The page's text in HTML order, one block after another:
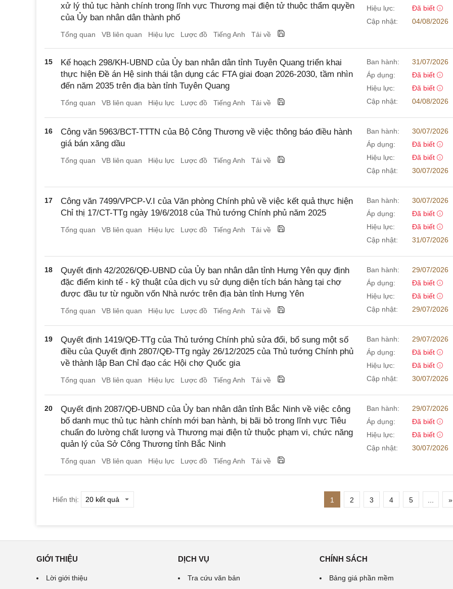
xử lý thủ tục hành chính trong lĩnh vực Thương mại điện tử thuộc thẩm quyền
của Ủy ban nhân dân thành phố
Tổng quan VB liên quan Hiệu lực Lược đồ Tiếng Anh Tải về
Hiệu lực:
Đã biết
Cập nhật:
04/08/2026
15
Kế hoạch 298/KH-UBND của Ủy ban nhân dân tỉnh Tuyên Quang triển khai
thực hiện Đề án Hệ sinh thái tận dụng các FTA giai đoạn 2026-2030, tầm nhìn
đến năm 2035 trên địa bàn tỉnh Tuyên Quang
Tổng quan VB liên quan Hiệu lực Lược đồ Tiếng Anh Tải về
Ban hành:
31/07/2026
Áp dụng:
Đã biết
Hiệu lực:
Đã biết
Cập nhật:
04/08/2026
16
Công văn 5963/BCT-TTTN của Bộ Công Thương về việc thông báo điều hành
giá bán xăng dầu
Tổng quan VB liên quan Hiệu lực Lược đồ Tiếng Anh Tải về
Ban hành:
30/07/2026
Áp dụng:
Đã biết
Hiệu lực:
Đã biết
Cập nhật:
30/07/2026
17
Công văn 7499/VPCP-V.I của Văn phòng Chính phủ về việc kết quả thực hiện
Chỉ thị 17/CT-TTg ngày 19/6/2018 của Thủ tướng Chính phủ năm 2025
Tổng quan VB liên quan Hiệu lực Lược đồ Tiếng Anh Tải về
Ban hành:
30/07/2026
Áp dụng:
Đã biết
Hiệu lực:
Đã biết
Cập nhật:
31/07/2026
18
Quyết định 42/2026/QĐ-UBND của Ủy ban nhân dân tỉnh Hưng Yên quy định
đặc điểm kinh tế - kỹ thuật của dịch vụ sử dụng diện tích bán hàng tại chợ
được đầu tư từ nguồn vốn Nhà nước trên địa bàn tỉnh Hưng Yên
Tổng quan VB liên quan Hiệu lực Lược đồ Tiếng Anh Tải về
Ban hành:
29/07/2026
Áp dụng:
Đã biết
Hiệu lực:
Đã biết
Cập nhật:
29/07/2026
19
Quyết định 1419/QĐ-TTg của Thủ tướng Chính phủ sửa đổi, bổ sung một số
điều của Quyết định 2807/QĐ-TTg ngày 26/12/2025 của Thủ tướng Chính phủ
về thành lập Ban Chỉ đạo các Hội chợ Quốc gia
Tổng quan VB liên quan Hiệu lực Lược đồ Tiếng Anh Tải về
Ban hành:
29/07/2026
Áp dụng:
Đã biết
Hiệu lực:
Đã biết
Cập nhật:
30/07/2026
20
Quyết định 2087/QĐ-UBND của Ủy ban nhân dân tỉnh Bắc Ninh về việc công
bố danh mục thủ tục hành chính mới ban hành, bị bãi bỏ trong lĩnh vực Tiêu
chuẩn đo lường chất lượng và Thương mại điện tử thuộc phạm vi, chức năng
quản lý của Sở Công Thương tỉnh Bắc Ninh
Tổng quan VB liên quan Hiệu lực Lược đồ Tiếng Anh Tải về
Ban hành:
29/07/2026
Áp dụng:
Đã biết
Hiệu lực:
Đã biết
Cập nhật:
30/07/2026
Hiển thị: 1 2 3 4 5 »
GIỚI THIỆU
Lời giới thiệu
DỊCH VỤ
Tra cứu văn bản
CHÍNH SÁCH
Bảng giá phần mềm